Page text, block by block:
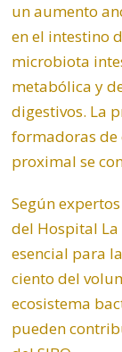
un aumento
en el intestino
microbiota
metabólica y
digestivos. La
formadoras de
proximal se
Según
del Hospital
esencial para
ciento del
ecosistema
pueden